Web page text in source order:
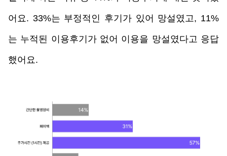
어요. 33%는 부정적인 후기가 있어 망설였고, 11%
는 누적된 이용후기가 없어 이용을 망설였다고 응답
했어요.